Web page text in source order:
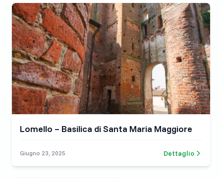
Lomello – Basilica di Santa Maria Maggiore
Giugno 23, 2025 Dettaglio